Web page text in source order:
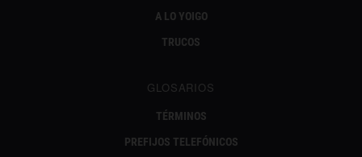
A LO YOIGO
TRUCOS
GLOSARIOS
TÉRMINOS
PREFIJOS TELEFÓNICOS